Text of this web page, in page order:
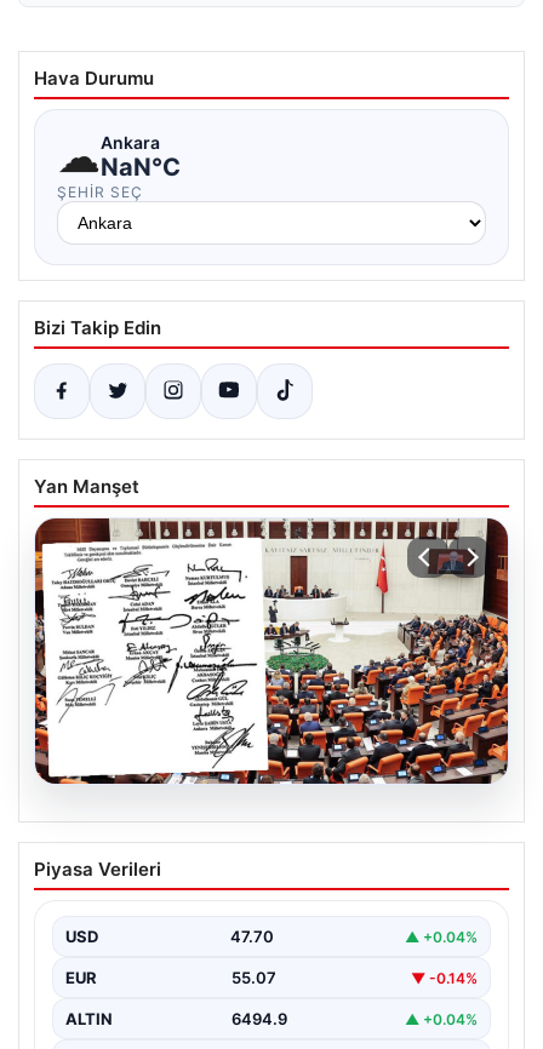
Hava Durumu
☁Ankara
NaN°C
ŞEHIR SEÇ
Bizi Takip Edin
Yan Manşet
05.08.2026
Terörsüz Türkiye için tarihi adım. 360
milletvekili imza attı, çerçeve yasa
{"title":"Terörsüz Türkiye İçin Önemli Hukuki Adım: 360
Sunuldu","content":"Türkiye'de…
Piyasa Verileri
USD 47.70 ▲ +0.04%
EUR 55.07 ▼ -0.14%
ALTIN 6494.9 ▲ +0.04%